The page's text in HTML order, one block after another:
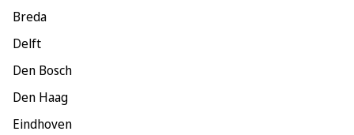
Breda
Delft
Den Bosch
Den Haag
Eindhoven